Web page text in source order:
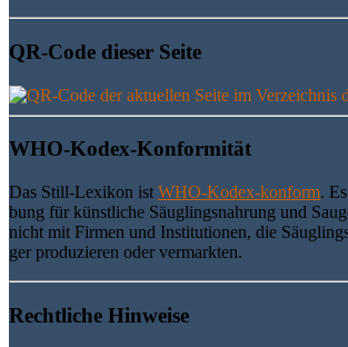
QR-Code die­ser Seite
WHO-Kodex-Kon­for­mi­tät
Das Still-Lexi­kon ist WHO-Kodex-kon­form.
bung für künst­li­che Säug­lings­nah­rung und
nicht mit Fir­men und Insti­tu­tio­nen, die
ger pro­du­zie­ren oder vermarkten.
Recht­li­che Hinweise